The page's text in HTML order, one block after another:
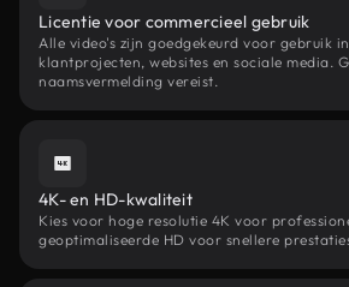
Licentie voor commercieel gebruik
Alle video's zijn goedgekeurd voor gebruik
klantprojecten, websites en sociale media.
naamsvermelding vereist.
4K- en HD-kwaliteit
Kies voor hoge resolutie 4K voor
geoptimaliseerde HD voor snellere